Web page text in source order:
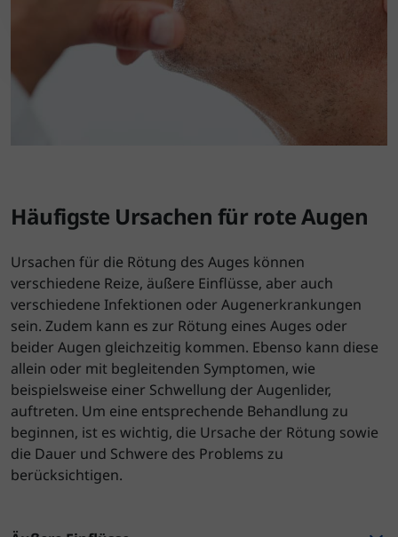
Häufigste Ursachen für rote Augen
Ursachen für die Rötung des Auges können
verschiedene Reize, äußere Einflüsse, aber auch
verschiedene Infektionen oder Augenerkrankungen
sein. Zudem kann es zur Rötung eines Auges oder
beider Augen gleichzeitig kommen. Ebenso kann diese
allein oder mit begleitenden Symptomen, wie
beispielsweise einer Schwellung der Augenlider,
auftreten. Um eine entsprechende Behandlung zu
beginnen, ist es wichtig, die Ursache der Rötung sowie
die Dauer und Schwere des Problems zu
berücksichtigen.